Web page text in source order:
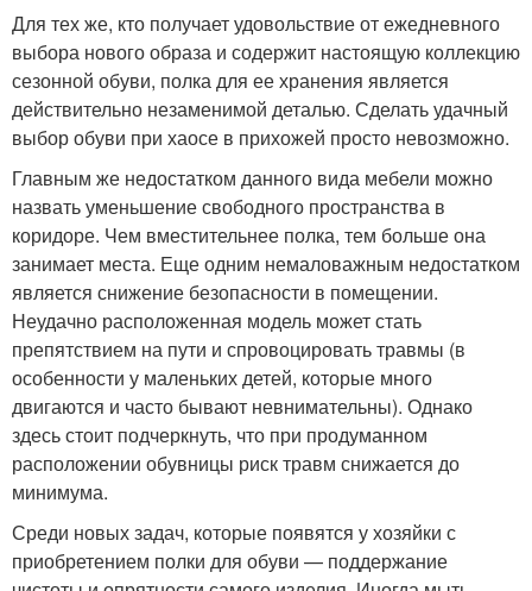
Для тех же, кто получает удовольствие от ежедневного
выбора нового образа и содержит настоящую коллекцию
сезонной обуви, полка для ее хранения является
действительно незаменимой деталью. Сделать удачный
выбор обуви при хаосе в прихожей просто невозможно.
Главным же недостатком данного вида мебели можно
назвать уменьшение свободного пространства в
коридоре. Чем вместительнее полка, тем больше она
занимает места. Еще одним немаловажным недостатком
является снижение безопасности в помещении.
Неудачно расположенная модель может стать
препятствием на пути и спровоцировать травмы (в
особенности у маленьких детей, которые много
двигаются и часто бывают невнимательны). Однако
здесь стоит подчеркнуть, что при продуманном
расположении обувницы риск травм снижается до
минимума.
Среди новых задач, которые появятся у хозяйки с
приобретением полки для обуви — поддержание